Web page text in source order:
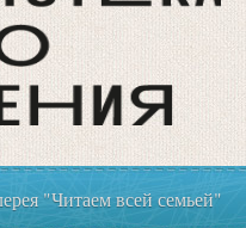
"Читаем всей семьей"